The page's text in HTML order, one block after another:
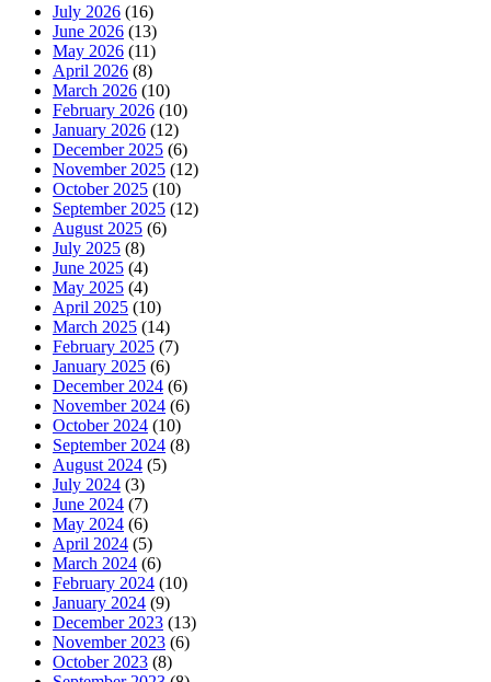
July 2026 (16)
June 2026 (13)
May 2026 (11)
April 2026 (8)
March 2026 (10)
February 2026 (10)
January 2026 (12)
December 2025 (6)
November 2025 (12)
October 2025 (10)
September 2025 (12)
August 2025 (6)
July 2025 (8)
June 2025 (4)
May 2025 (4)
April 2025 (10)
March 2025 (14)
February 2025 (7)
January 2025 (6)
December 2024 (6)
November 2024 (6)
October 2024 (10)
September 2024 (8)
August 2024 (5)
July 2024 (3)
June 2024 (7)
May 2024 (6)
April 2024 (5)
March 2024 (6)
February 2024 (10)
January 2024 (9)
December 2023 (13)
November 2023 (6)
October 2023 (8)